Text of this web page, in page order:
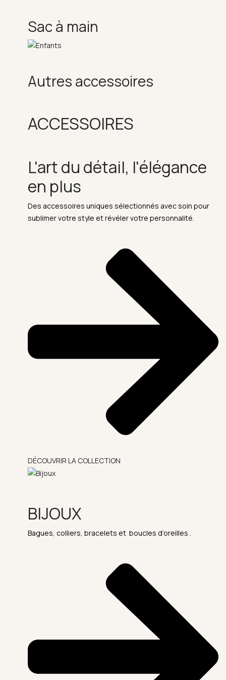
Sac à main
Autres accessoires
ACCESSOIRES
L'art du détail, l'élégance
en plus
Des accessoires uniques sélectionnés avec soin pour
sublimer votre style et révéler votre personnalité.
DÉCOUVRIR LA COLLECTION
BIJOUX
Bagues, colliers, bracelets et boucles d’oreilles .